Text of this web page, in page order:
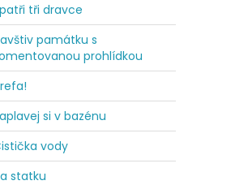
tři dravce
památku s
prohlídkou
si v bazénu
vody
statku